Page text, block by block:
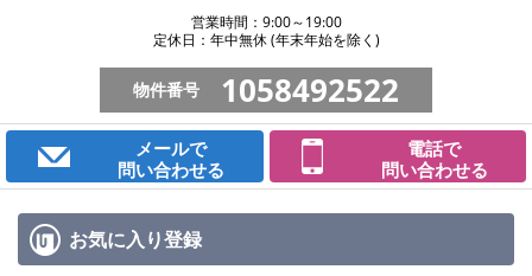
営業時間：9:00～19:00
定休日：年中無休 (年末年始を除く)
物件番号 1058492522
メールで
問い合わせる
電話で
問い合わせる
お気に入り登録